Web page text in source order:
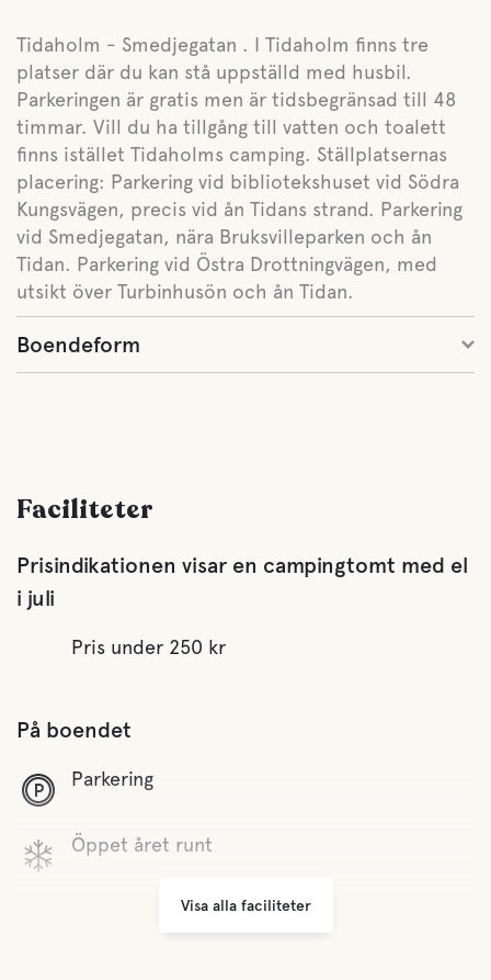
Tidaholm - Smedjegatan . I Tidaholm finns tre
platser där du kan stå uppställd med husbil.
Parkeringen är gratis men är tidsbegränsad till 48
timmar. Vill du ha tillgång till vatten och toalett
finns istället Tidaholms camping. Ställplatsernas
placering: Parkering vid bibliotekshuset vid Södra
Kungsvägen, precis vid ån Tidans strand. Parkering
vid Smedjegatan, nära Bruksvilleparken och ån
Tidan. Parkering vid Östra Drottningvägen, med
utsikt över Turbinhusön och ån Tidan.
Boendeform
Faciliteter
Prisindikationen visar en campingtomt med el
i juli
Pris under 250 kr
På boendet
Parkering
Öppet året runt
SophanteringVisa alla faciliteter